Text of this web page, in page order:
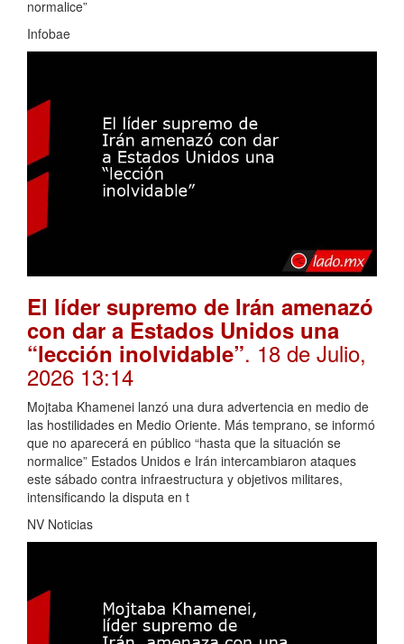
normalice”
Infobae
El líder supremo de Irán amenazó
con dar a Estados Unidos una
“lección inolvidable”. 18 de Julio,
2026 13:14
Mojtaba Khamenei lanzó una dura advertencia en medio de
las hostilidades en Medio Oriente. Más temprano, se informó
que no aparecerá en público “hasta que la situación se
normalice” Estados Unidos e Irán intercambiaron ataques
este sábado contra infraestructura y objetivos militares,
intensificando la disputa en t
NV Noticias